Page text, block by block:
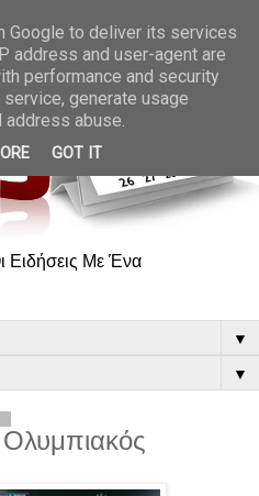
Ειδήσεις Με Ένα
▼
▼
Google to deliver its services
address and user-agent are
performance and security
generate usage
abuse.
GOT IT